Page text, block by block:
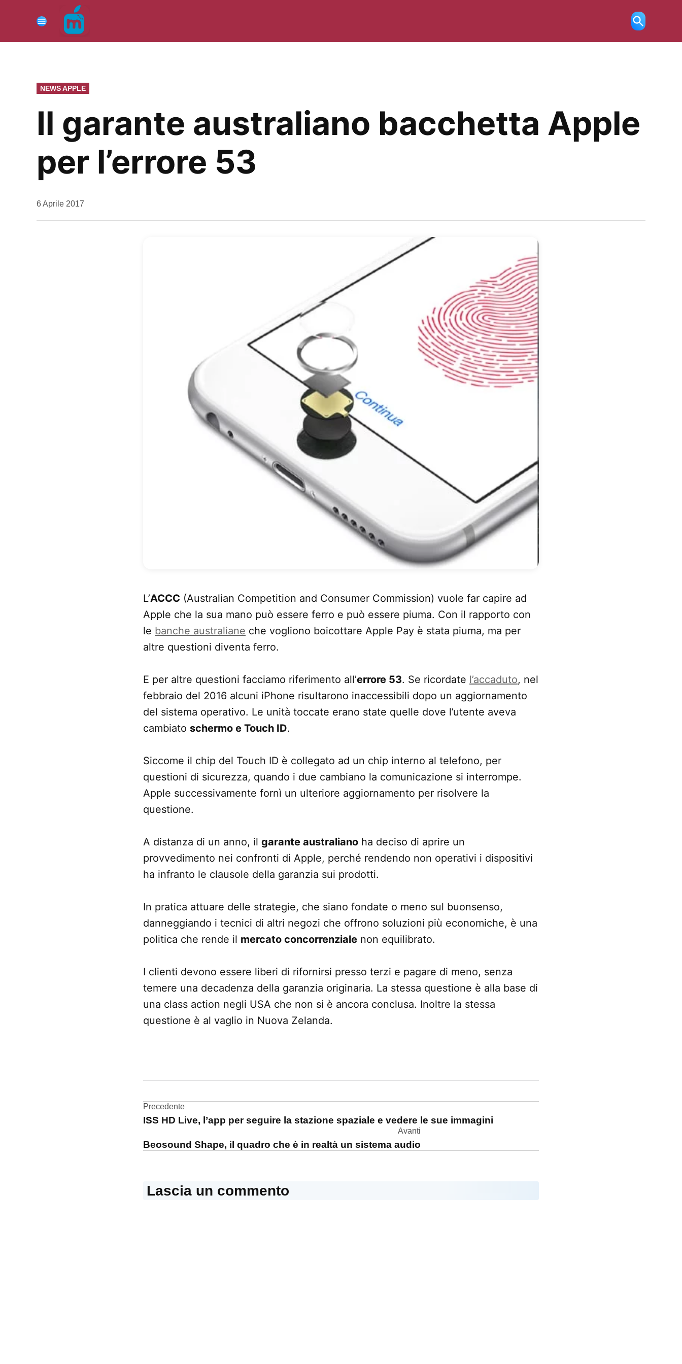
contenuto
Menu
Ricerca
aperta
PUBBLICATO
IN
NEWS APPLE
Il garante australiano bacchetta Apple
per l’errore 53
da
6 Aprile 2017
L’ACCC (Australian Competition and Consumer Commission) vuole far capire ad
Apple che la sua mano può essere ferro e può essere piuma. Con il rapporto con
le banche australiane che vogliono boicottare Apple Pay è stata piuma, ma per
altre questioni diventa ferro.
E per altre questioni facciamo riferimento all’errore 53. Se ricordate l’accaduto, nel
febbraio del 2016 alcuni iPhone risultarono inaccessibili dopo un aggiornamento
del sistema operativo. Le unità toccate erano state quelle dove l’utente aveva
cambiato schermo e Touch ID.
Siccome il chip del Touch ID è collegato ad un chip interno al telefono, per
questioni di sicurezza, quando i due cambiano la comunicazione si interrompe.
Apple successivamente fornì un ulteriore aggiornamento per risolvere la
questione.
A distanza di un anno, il garante australiano ha deciso di aprire un
provvedimento nei confronti di Apple, perché rendendo non operativi i dispositivi
ha infranto le clausole della garanzia sui prodotti.
In pratica attuare delle strategie, che siano fondate o meno sul buonsenso,
danneggiando i tecnici di altri negozi che offrono soluzioni più economiche, è una
politica che rende il mercato concorrenziale non equilibrato.
I clienti devono essere liberi di rifornirsi presso terzi e pagare di meno, senza
temere una decadenza della garanzia originaria. La stessa questione è alla base di
una class action negli USA che non si è ancora conclusa. Inoltre la stessa
questione è al vaglio in Nuova Zelanda.
Touch
ID
Navigazione
Precedente
ISS HD Live, l’app per seguire la stazione spaziale e vedere le sue immagini
Avanti
Beosound Shape, il quadro che è in realtà un sistema audio
Lascia un commento